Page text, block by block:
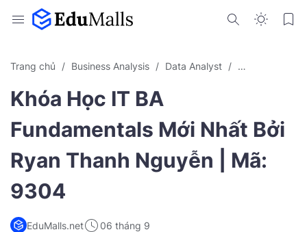
Trang chủ Business Analysis Data Analyst Khóa Học
Khóa Học IT BA
Fundamentals Mới Nhất Bởi
Ryan Thanh Nguyễn | Mã:
9304
EduMalls.net 06 tháng 9